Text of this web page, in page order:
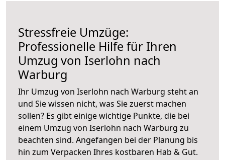
Stressfreie Umzüge:
Professionelle Hilfe für Ihren
Umzug von Iserlohn nach
Warburg
Ihr Umzug von Iserlohn nach Warburg steht an
und Sie wissen nicht, was Sie zuerst machen
sollen? Es gibt einige wichtige Punkte, die bei
einem Umzug von Iserlohn nach Warburg zu
beachten sind. Angefangen bei der Planung bis
hin zum Verpacken Ihres kostbaren Hab & Gut.